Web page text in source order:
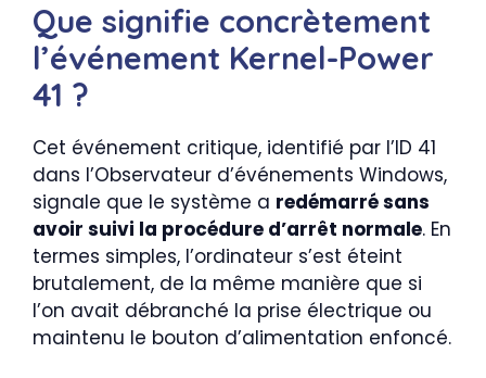
Que signifie concrètement
l’événement Kernel-Power
41 ?
Cet événement critique, identifié par l’ID 41
dans l’Observateur d’événements Windows,
signale que le système a redémarré sans
avoir suivi la procédure d’arrêt normale. En
termes simples, l’ordinateur s’est éteint
brutalement, de la même manière que si
l’on avait débranché la prise électrique ou
maintenu le bouton d’alimentation enfoncé.